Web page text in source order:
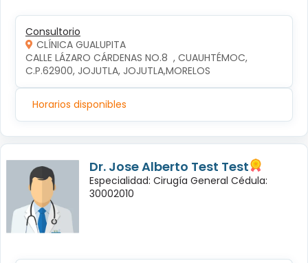
Consultorio
CLÍNICA GUALUPITA
CALLE LÁZARO CÁRDENAS NO.8  , CUAUHTÉMOC,
C.P.62900, JOJUTLA, JOJUTLA,MORELOS
Horarios disponibles
Dr. Jose Alberto Test Test
Especialidad: Cirugía General Cédula:
30002010